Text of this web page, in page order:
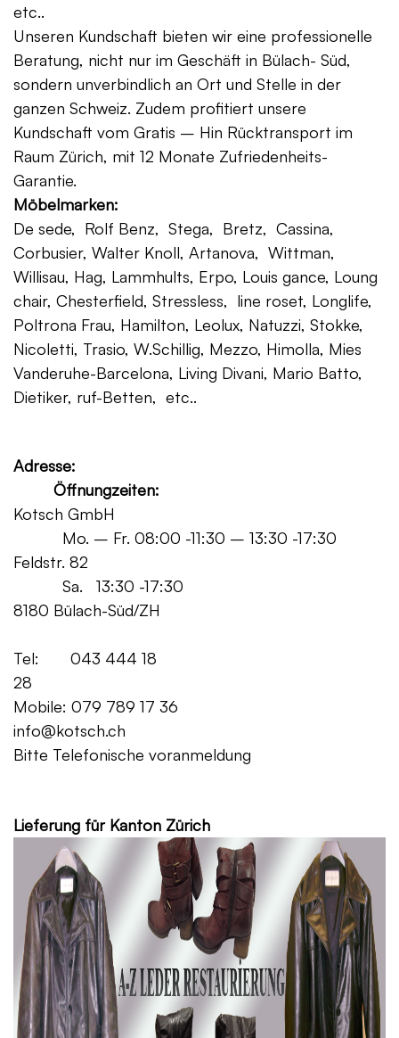
etc..
Unseren Kundschaft bieten wir eine professionelle
Beratung, nicht nur im Geschäft in Bülach- Süd,
sondern unverbindlich an Ort und Stelle in der
ganzen Schweiz. Zudem profitiert unsere
Kundschaft vom Gratis – Hin Rücktransport im
Raum Zürich, mit 12 Monate Zufriedenheits-
Garantie.
Möbelmarken:
De sede, Rolf Benz, Stega, Bretz, Cassina,
Corbusier, Walter Knoll, Artanova, Wittman,
Willisau, Hag, Lammhults, Erpo, Louis gance, Loung
chair, Chesterfield, Stressless, line roset, Longlife,
Poltrona Frau, Hamilton, Leolux, Natuzzi, Stokke,
Nicoletti, Trasio, W.Schillig, Mezzo, Himolla, Mies
Vanderuhe-Barcelona, Living Divani, Mario Batto,
Dietiker, ruf-Betten, etc..
Adresse:
Öffnungzeiten:
Kotsch GmbH
Mo. – Fr. 08:00 -11:30 – 13:30 -17:30
Feldstr. 82
Sa. 13:30 -17:30
8180 Bülach-Süd/ZH
Tel: 043 444 18
28
Mobile: 079 789 17 36
info@kotsch.ch
Bitte Telefonische voranmeldung
Lieferung für Kanton Zürich